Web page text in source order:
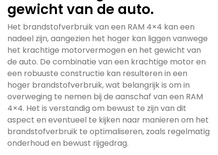
gewicht van de auto.
Het brandstofverbruik van een RAM 4×4 kan een
nadeel zijn, aangezien het hoger kan liggen vanwege
het krachtige motorvermogen en het gewicht van
de auto. De combinatie van een krachtige motor en
een robuuste constructie kan resulteren in een
hoger brandstofverbruik, wat belangrijk is om in
overweging te nemen bij de aanschaf van een RAM
4×4. Het is verstandig om bewust te zijn van dit
aspect en eventueel te kijken naar manieren om het
brandstofverbruik te optimaliseren, zoals regelmatig
onderhoud en bewust rijgedrag.